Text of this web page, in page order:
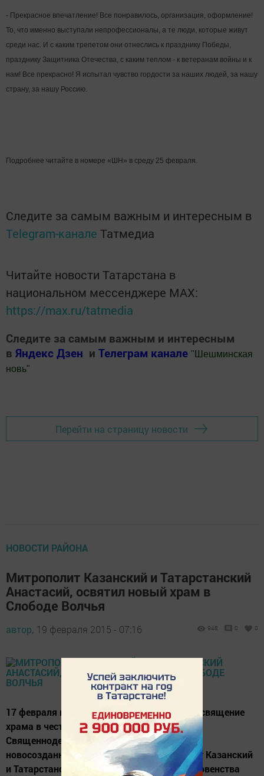
- Прекрасное впечатление! Все понравилось, организация, оформление!
То, что именно выступали непрофессионалы, а те люди, которые живут
среди нас. И с каким трепетом они отнеслись к празднику Победы,
празднику Защитника Отечества, с каким теплом - к ветеранам войны и к
нам! Все прекрасно! Я испытал чувство гордости за наших людей, за нашу
страну, за нашу Россию.
Подробнее читайте в номере «ШН» в среду 25 февраля.
Следите за самым важным и интересным в
Telegram-канале Татмедиа
Читайте новости Татарстана в
национальном мессенджере MАХ:
https://max.ru/tatmedia
Следите за самым важным и интересным
в Яндекс Дзен и Телеграм канале " Шешминская
новь"
Перейти на страницу новости
НОВОСТИ РАЙОНА
Митрополит Казанский и Татарстанский
Анастасий, освятил новый храм в
Слободе Волчья
автор, 19 февраля 2015 - 07:16 948 0 0
17 февраля в Слободе Волчья состоялось освящение
храма в честь святых Космы и Дамиана.
Священнодейственный обряд освящения
новосозданного храма провели митрополит Казанский
и Татарстанский Анастасий, служители духовенства